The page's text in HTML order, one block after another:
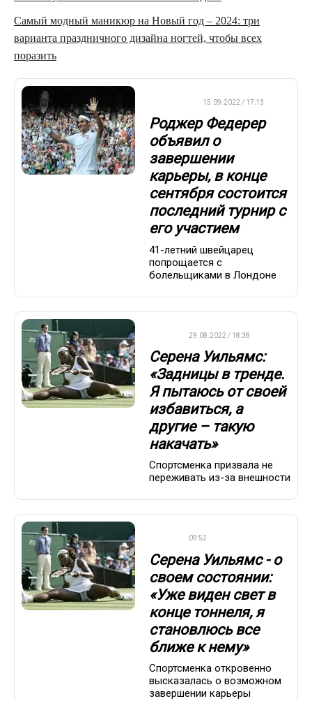
Самый модный маникюр на Новый год – 2024: три
варианта праздничного дизайна ногтей, чтобы всех
поразить
15.09.2022 / 17:13
Роджер Федерер
объявил о
завершении
карьеры, в конце
сентября состоится
последний турнир с
его участием
41-летний швейцарец
попрощается с
болельщиками в Лондоне
29.08.2022 / 18:38
Серена Уильямс:
«Задницы в тренде.
Я пытаюсь от своей
избавиться, а
другие – такую
накачать»
Спортсменка призвала не
переживать из-за внешности
09:52
Серена Уильямс - о
своем состоянии:
«Уже виден свет в
конце тоннеля, я
становлюсь все
ближе к нему»
Спортсменка откровенно
высказалась о возможном
завершении карьеры